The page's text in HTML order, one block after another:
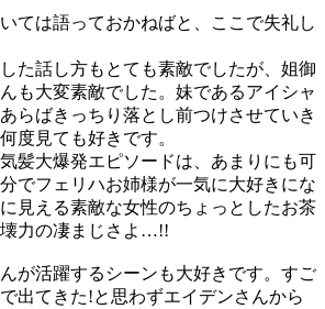
ては語っておかねばと、ここで失礼し
た話し方もとても素敵でしたが、姐御
も大変素敵でした。妹であるアイシャ
らばきっちり落とし前つけさせていき
度見ても好きです。
髪大爆発エピソードは、あまりにも可
でフェリハお姉様が一気に大好きにな
見える素敵な女性のちょっとしたお茶
力の凄まじさよ…!!
が活躍するシーンも大好きです。すご
出てきた!と思わずエイデンさんから